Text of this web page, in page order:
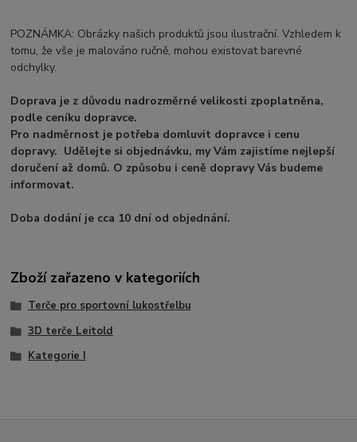
POZNÁMKA: Obrázky našich produktů jsou ilustrační. Vzhledem k
tomu, že vše je malováno ručně, mohou existovat barevné
odchylky.
Doprava je z důvodu nadrozměrné velikosti zpoplatněna,
podle ceníku dopravce.
Pro nadměrnost je potřeba domluvit dopravce i cenu
dopravy. Udělejte si objednávku, my Vám zajistíme nejlepší
doručení až domů. O způsobu i ceně dopravy Vás budeme
informovat.
Doba dodání je cca 10 dní od objednání.
Zboží zařazeno v kategoriích
Terče pro sportovní lukostřelbu
3D terče Leitold
Kategorie I